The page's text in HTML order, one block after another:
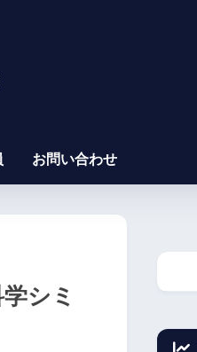
お問い合わせ
シミ